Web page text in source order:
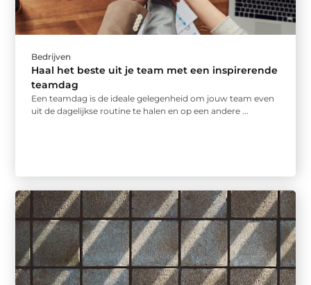
Bedrijven
Haal het beste uit je team met een inspirerende
teamdag
Een teamdag is de ideale gelegenheid om jouw team even
uit de dagelijkse routine te halen en op een andere ...